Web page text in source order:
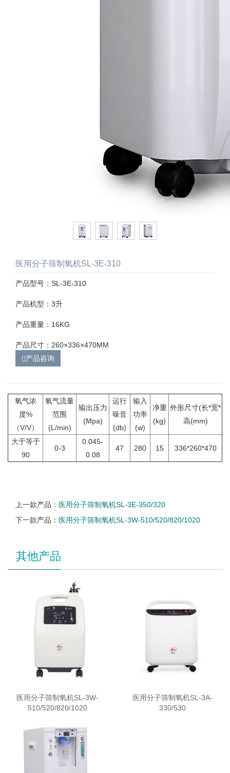
医用分子筛制氧机SL-3E-310
产品型号：SL-3E-310
产品机型：3升
产品重量：16KG
产品尺寸：260×336×470MM
产品咨询
氧气浓
度%
（V/V）
氧气流量
范围
(L/min)
输出压力
(Mpa)
运行
噪音
(db)
输入
功率
(w)
净重
(kg)
外形尺寸(长*宽*
高(mm)
大于等于
90
0-3
0.045-
0.08
47 280 15 336*260*470
上一款产品： 医用分子筛制氧机SL-3E-350/320
下一款产品： 医用分子筛制氧机SL-3W-510/520/820/1020
其他产品
医用分子筛制氧机SL-3W-
510/520/820/1020
医用分子筛制氧机SL-3A-
330/530